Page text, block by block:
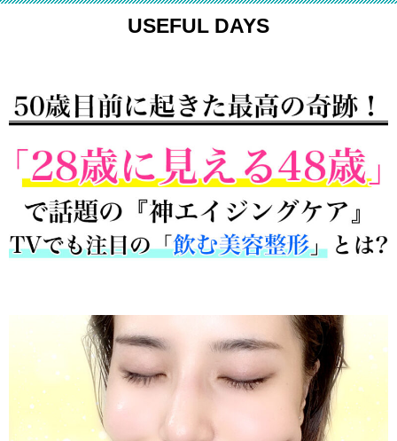
USEFUL DAYS